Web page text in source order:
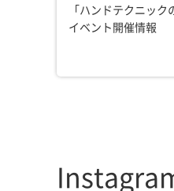
「ハンドテクニッ
イベント開催情報